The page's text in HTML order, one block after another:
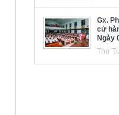
Gx.
cử
Ngày
Thứ